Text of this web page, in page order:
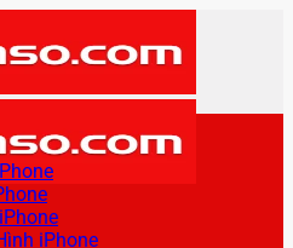
iPhone